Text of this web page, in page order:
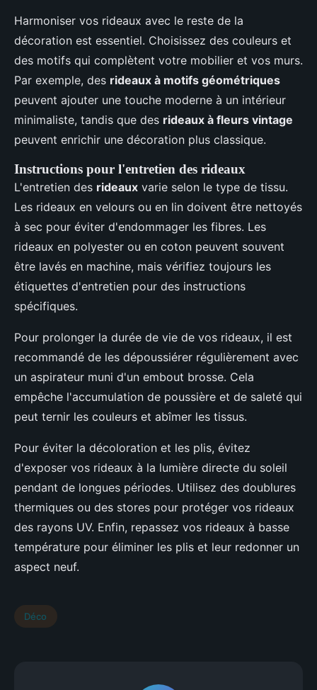
Harmoniser vos rideaux avec le reste de la
décoration est essentiel. Choisissez des couleurs et
des motifs qui complètent votre mobilier et vos murs.
Par exemple, des rideaux à motifs géométriques
peuvent ajouter une touche moderne à un intérieur
minimaliste, tandis que des rideaux à fleurs vintage
peuvent enrichir une décoration plus classique.
Instructions pour l'entretien des rideaux
L'entretien des rideaux varie selon le type de tissu.
Les rideaux en velours ou en lin doivent être nettoyés
à sec pour éviter d'endommager les fibres. Les
rideaux en polyester ou en coton peuvent souvent
être lavés en machine, mais vérifiez toujours les
étiquettes d'entretien pour des instructions
spécifiques.
Pour prolonger la durée de vie de vos rideaux, il est
recommandé de les dépoussiérer régulièrement avec
un aspirateur muni d'un embout brosse. Cela
empêche l'accumulation de poussière et de saleté qui
peut ternir les couleurs et abîmer les tissus.
Pour éviter la décoloration et les plis, évitez
d'exposer vos rideaux à la lumière directe du soleil
pendant de longues périodes. Utilisez des doublures
thermiques ou des stores pour protéger vos rideaux
des rayons UV. Enfin, repassez vos rideaux à basse
température pour éliminer les plis et leur redonner un
aspect neuf.
Déco